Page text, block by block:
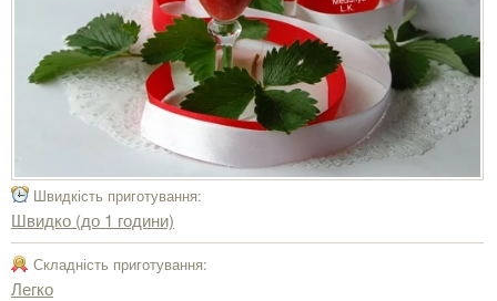
Швидкість приготування:
Швидко (до 1 години)
Складність приготування:
Легко